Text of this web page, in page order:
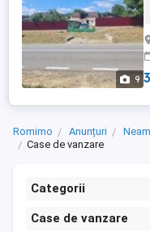
9
Romimo Anunțuri
Case de vanzare
Categorii
Case de vanzare